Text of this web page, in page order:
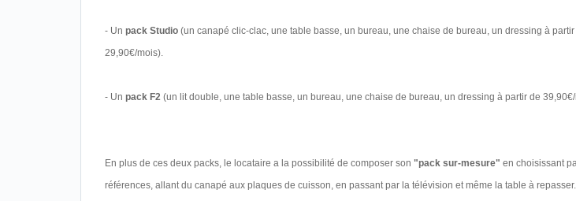
- Un pack Studio (un canapé clic-clac, une table basse, un bureau, une chaise de bureau, un dressing à partir
29,90€/mois).
- Un pack F2 (un lit double, une table basse, un bureau, une chaise de bureau, un dressing à partir de
En plus de ces deux packs, le locataire a la possibilité de composer son "pack sur-mesure" en choisissant
références, allant du canapé aux plaques de cuisson, en passant par la télévision et même la table à